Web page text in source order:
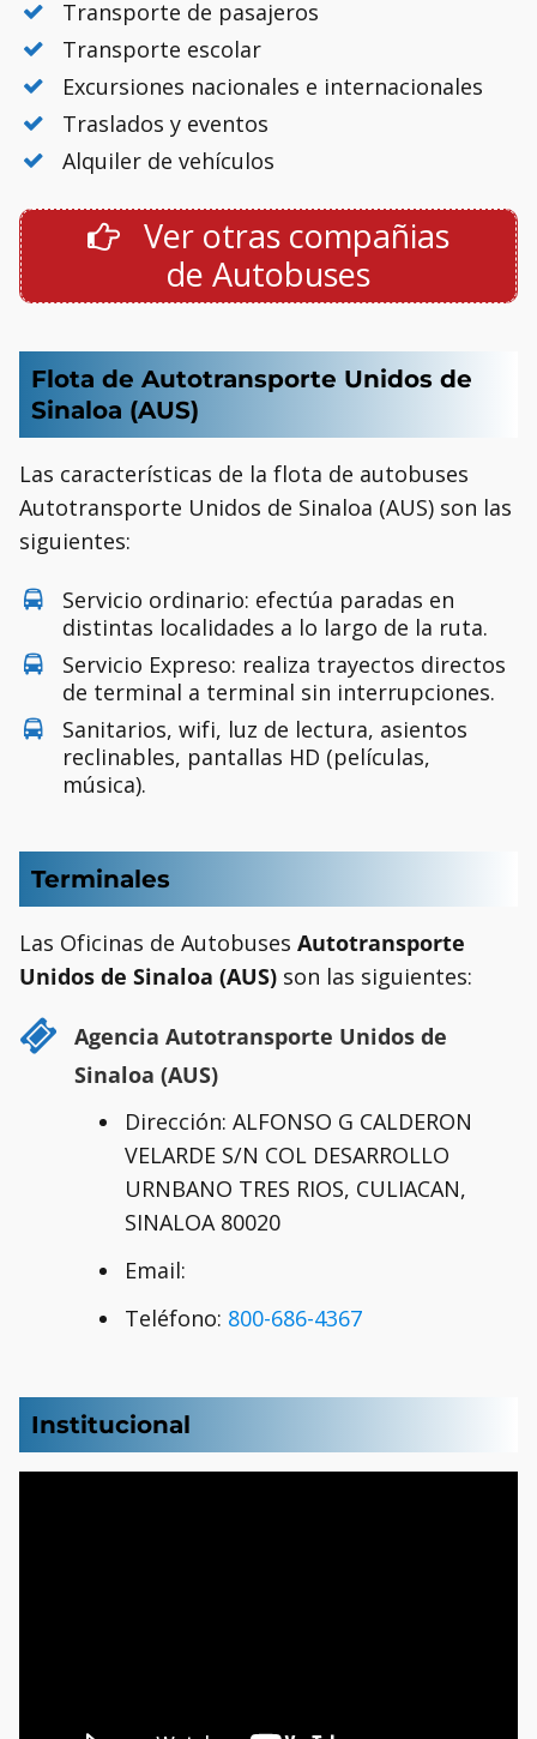
Transporte de pasajeros
Transporte escolar
Excursiones nacionales e internacionales
Traslados y eventos
Alquiler de vehículos
Ver otras compañias
de Autobuses
Flota de Autotransporte Unidos de
Sinaloa (AUS)
Las características de la flota de autobuses
Autotransporte Unidos de Sinaloa (AUS) son las
siguientes:
Servicio ordinario: efectúa paradas en
distintas localidades a lo largo de la ruta.
Servicio Expreso: realiza trayectos directos
de terminal a terminal sin interrupciones.
Sanitarios, wifi, luz de lectura, asientos
reclinables, pantallas HD (películas,
música).
Terminales
Las Oficinas de Autobuses Autotransporte
Unidos de Sinaloa (AUS) son las siguientes:
Agencia Autotransporte Unidos de
Sinaloa (AUS)
Dirección: ALFONSO G CALDERON
VELARDE S/N COL DESARROLLO
URNBANO TRES RIOS, CULIACAN,
SINALOA 80020
Email:
Teléfono: 800-686-4367
Institucional